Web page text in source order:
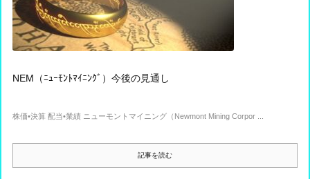
NEM（ﾆｭｰﾓﾝﾄﾏｲﾆﾝｸﾞ）今後の見通し
株価•決算 配当•業績 ニューモントマイニング（Newmont Mining Corpor ...
記事を読む